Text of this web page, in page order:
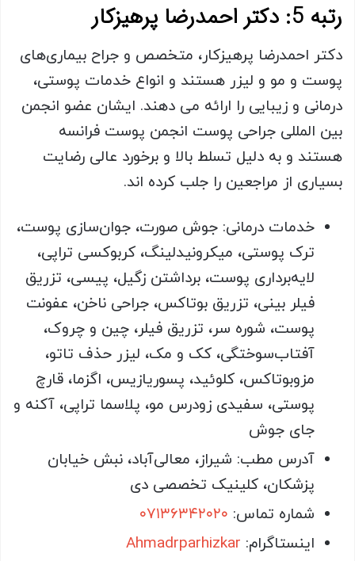
رتبه 5: دکتر احمدرضا پرهیزکار
دکتر احمدرضا پرهیزکار، متخصص و جراح بیماری‌های
پوست و مو و لیزر هستند و انواع خدمات پوستی،
درمانی و زیبایی را ارائه می دهند. ایشان عضو انجمن
بین المللی جراحی پوست انجمن پوست فرانسه
هستند و به دلیل تسلط بالا و برخورد عالی رضایت
بسیاری از مراجعین را جلب کرده اند.
خدمات درمانی: جوش صورت، جوان‌سازی پوست،
ترک پوستی، میکرونیدلینگ، کربوکسی تراپی،
لایه‌برداری پوست، برداشتن زگیل، پیسی، تزریق
فیلر بینی، تزریق بوتاکس، جراحی ناخن، عفونت
پوست، شوره سر، تزریق فیلر، چین و چروک،
آفتاب‌سوختگی، کک و مک، لیزر حذف تاتو،
مزوبوتاکس، کلوئید، پسوریازیس، اگزما، قارچ
پوستی، سفیدی زودرس مو، پلاسما تراپی، آکنه و
جای جوش
آدرس مطب: شیراز، معالی‌آباد، نبش خیابان
پزشکان، کلینیک تخصصی دی
شماره تماس:
اینستاگرام: Ahmadrparhizkar